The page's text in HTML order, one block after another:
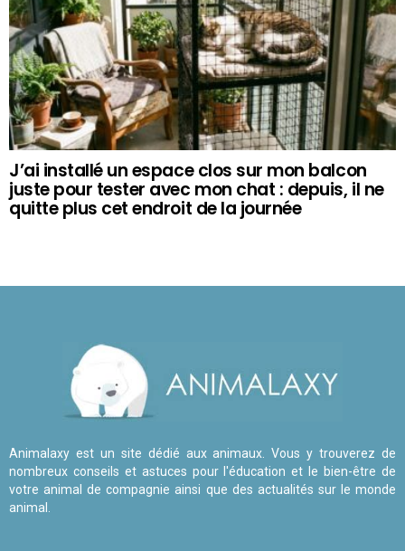
J’ai installé un espace clos sur mon balcon
juste pour tester avec mon chat : depuis, il ne
quitte plus cet endroit de la journée
Animalaxy est un site dédié aux animaux. Vous y trouverez de
nombreux conseils et astuces pour l'éducation et le bien-être de
votre animal de compagnie ainsi que des actualités sur le monde
animal.